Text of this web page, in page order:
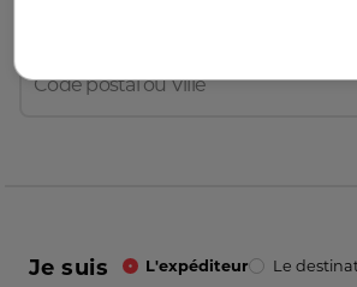
Je suis L'expéditeur Le